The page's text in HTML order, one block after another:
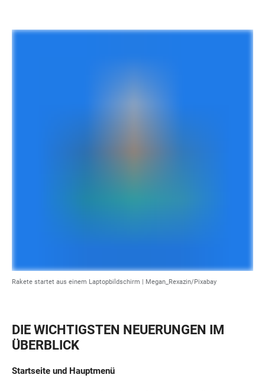
Rakete startet aus einem Laptopbildschirm | Megan_Rexazin/Pixabay
DIE WICHTIGSTEN NEUERUNGEN IM
ÜBERBLICK
Startseite und Hauptmenü